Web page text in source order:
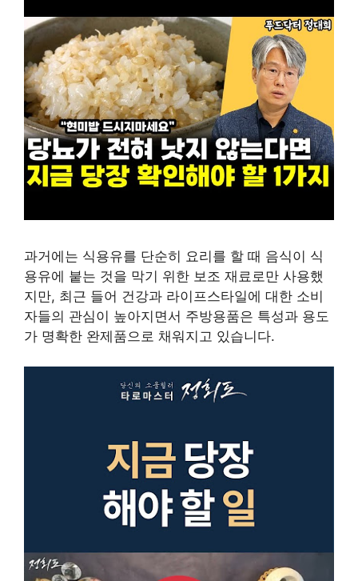
과거에는 식용유를 단순히 요리를 할 때 음식이 식
용유에 붙는 것을 막기 위한 보조 재료로만 사용했
지만, 최근 들어 건강과 라이프스타일에 대한 소비
자들의 관심이 높아지면서 주방용품은 특성과 용도
가 명확한 완제품으로 채워지고 있습니다.